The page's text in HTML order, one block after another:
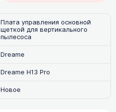
Плата управления основной
щеткой для вертикального
пылесоса
Dreame
Dreame H13 Pro
Новое